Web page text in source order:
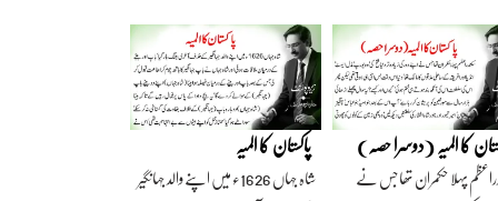
کا المیہ (دوسرا حصہ)
پہلا حکمران تھا جس نے
پاکستان کا المیہ
شاہ جہاں 1626ء میں اپنے والد جہانگیر